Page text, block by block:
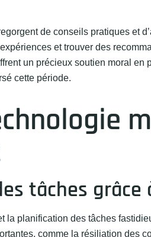
de conseils pratiques et
et trouver des
un précieux soutien moral en
cette période.
tâches
la planification des tâches
comme la résiliation des